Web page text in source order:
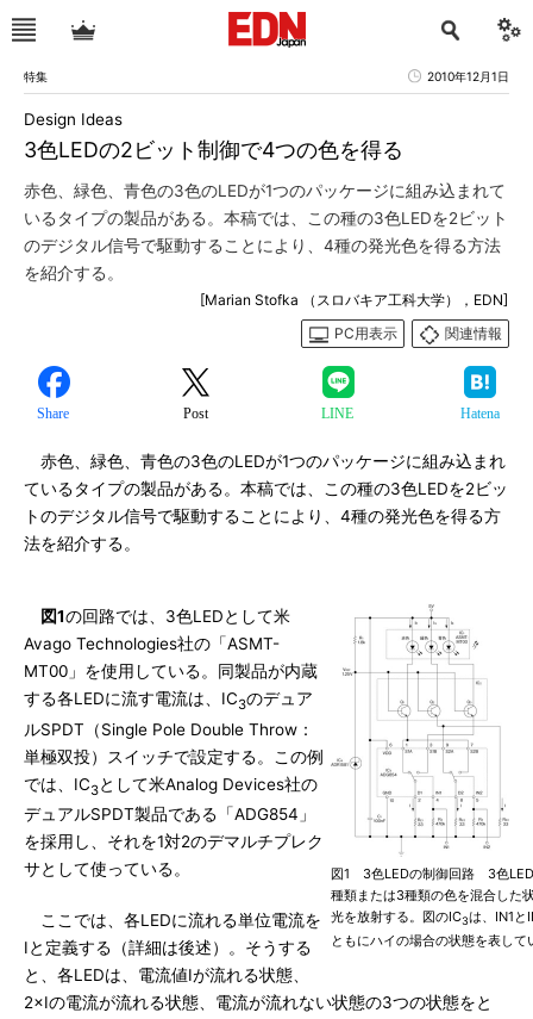
特集 2010年12月1日
3色LEDの2ビット制御で4つの色を得る
Design Ideas
赤色、緑色、青色の3色のLEDが1つのパッケージに組み込まれて
いるタイプの製品がある。本稿では、この種の3色LEDを2ビット
のデジタル信号で駆動することにより、4種の発光色を得る方法
を紹介する。
[Marian Stofka （スロバキア工科大学），EDN]
PC用表示
関連情報
Share Post LINE Hatena
赤色、緑色、青色の3色のLEDが1つのパッケージに組み込まれ
ているタイプの製品がある。本稿では、この種の3色LEDを2ビッ
トのデジタル信号で駆動することにより、4種の発光色を得る方
法を紹介する。
図1 3色LEDの制御回路 3色
種類または3種類の色を混合した
光を放射する。図のIC3は、IN1と
ともにハイの場合の状態を表して
図1の回路では、3色LEDとして米
Avago Technologies社の「ASMT-
MT00」を使用している。同製品が内蔵
する各LEDに流す電流は、IC3のデュア
ルSPDT（Single Pole Double Throw：
単極双投）スイッチで設定する。この例
では、IC3として米Analog Devices社の
デュアルSPDT製品である「ADG854」
を採用し、それを1対2のデマルチプレク
サとして使っている。
ここでは、各LEDに流れる単位電流を
Iと定義する（詳細は後述）。そうする
と、各LEDは、電流値Iが流れる状態、
2×Iの電流が流れる状態、電流が流れない状態の3つの状態をと